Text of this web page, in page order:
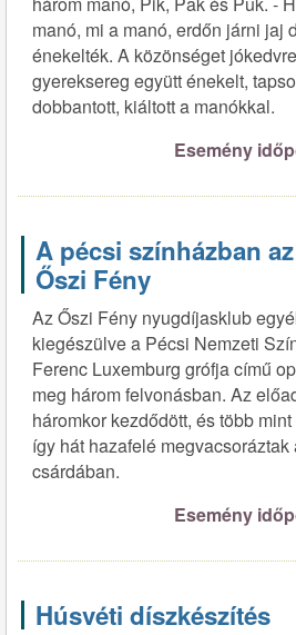
manó, mi a manó, erdőn járni jaj
énekelték. A közönséget
gyereksereg együtt énekelt,
dobbantott, kiáltott a manókkal.
Esemény
A pécsi színházban az
Őszi Fény
Az Őszi Fény nyugdíjasklub
kiegészülve a Pécsi Nemzeti
Ferenc Luxemburg grófja című
meg három felvonásban. Az
háromkor kezdődött, és több
így hát hazafelé
csárdában.
Esemény
Húsvéti díszkészítés